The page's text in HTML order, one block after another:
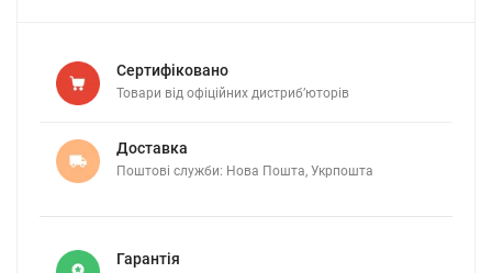
Сертифіковано
Товари від офіційних дистриб’юторів
Доставка
Поштові служби: Нова Пошта, Укрпошта
Гарантія